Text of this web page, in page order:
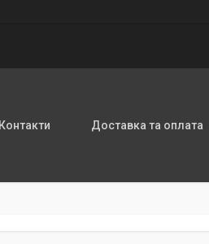
Контакти Доставка та оплата